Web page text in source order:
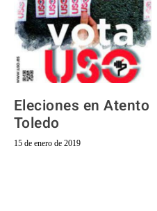
Eleciones en Atento
Toledo
15 de enero de 2019